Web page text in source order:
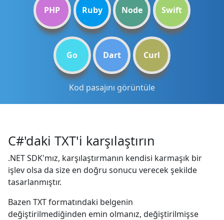
PHP Ruby Node Swift
Go Dart Curl
Kod pasajını görüntüle
C#'daki TXT'i karşılaştırın
.NET SDK'mız, karşılaştırmanın kendisi karmaşık bir
işlev olsa da size en doğru sonucu verecek şekilde
tasarlanmıştır.
Bazen TXT formatındaki belgenin
değiştirilmediğinden emin olmanız, değiştirilmişse